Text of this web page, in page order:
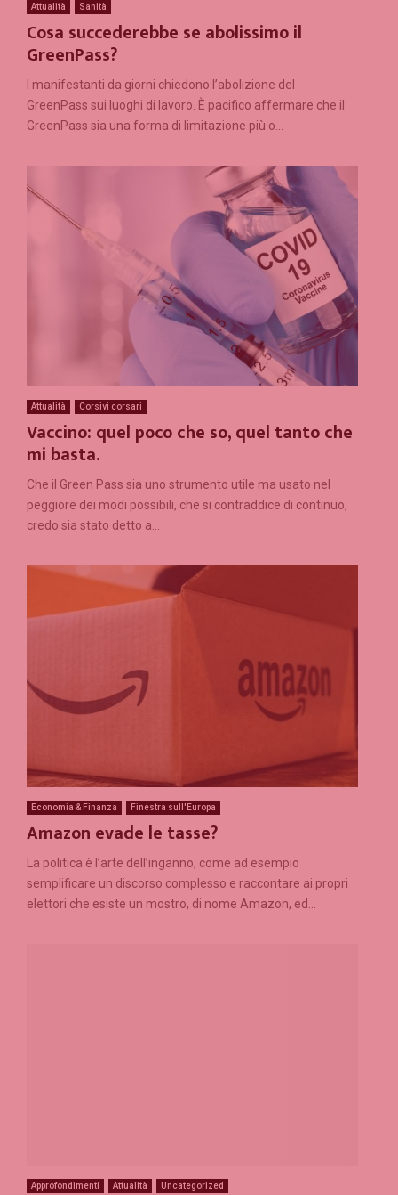
Attualità Sanità
Cosa succederebbe se abolissimo il
GreenPass?
I manifestanti da giorni chiedono l’abolizione del
GreenPass sui luoghi di lavoro. È pacifico affermare che il
GreenPass sia una forma di limitazione più o...
Attualità Corsivi corsari
Vaccino: quel poco che so, quel tanto che
mi basta.
Che il Green Pass sia uno strumento utile ma usato nel
peggiore dei modi possibili, che si contraddice di continuo,
credo sia stato detto a...
Economia & Finanza Finestra sull'Europa
Amazon evade le tasse?
La politica è l’arte dell’inganno, come ad esempio
semplificare un discorso complesso e raccontare ai propri
elettori che esiste un mostro, di nome Amazon, ed...
Approfondimenti Attualità Uncategorized